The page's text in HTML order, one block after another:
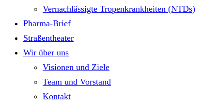
Vernachlässigte Tropenkrankheiten (NTDs)
Pharma-Brief
Straßentheater
Wir über uns
Visionen und Ziele
Team und Vorstand
Kontakt